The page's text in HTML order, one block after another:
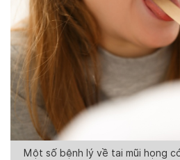
Một số bệnh lý về tai mũi họng